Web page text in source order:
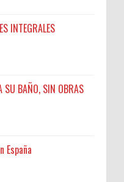
INTEGRALES
SU BAÑO, SIN OBRAS
España